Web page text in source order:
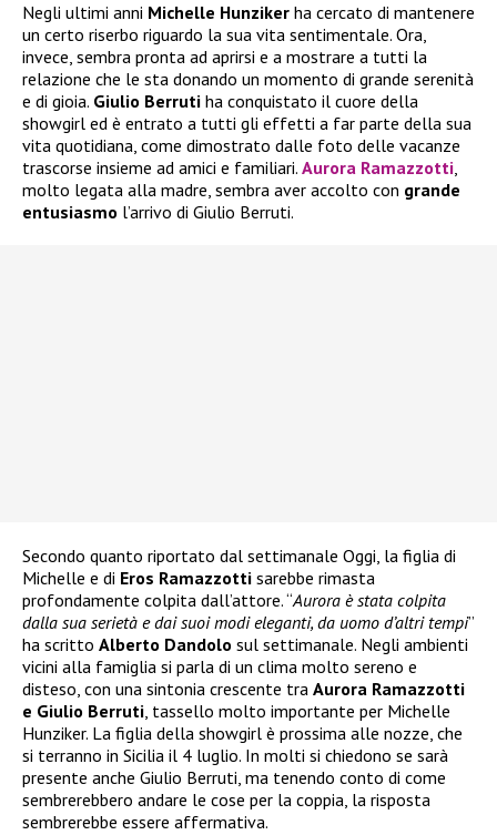
Negli ultimi anni Michelle Hunziker ha cercato di mantenere
un certo riserbo riguardo la sua vita sentimentale. Ora,
invece, sembra pronta ad aprirsi e a mostrare a tutti la
relazione che le sta donando un momento di grande serenità
e di gioia. Giulio Berruti ha conquistato il cuore della
showgirl ed è entrato a tutti gli effetti a far parte della sua
vita quotidiana, come dimostrato dalle foto delle vacanze
trascorse insieme ad amici e familiari. Aurora Ramazzotti,
molto legata alla madre, sembra aver accolto con grande
entusiasmo l’arrivo di Giulio Berruti.
Secondo quanto riportato dal settimanale Oggi, la figlia di
Michelle e di Eros Ramazzotti sarebbe rimasta
profondamente colpita dall’attore. “Aurora è stata colpita
dalla sua serietà e dai suoi modi eleganti, da uomo d’altri tempi”
ha scritto Alberto Dandolo sul settimanale. Negli ambienti
vicini alla famiglia si parla di un clima molto sereno e
disteso, con una sintonia crescente tra Aurora Ramazzotti
e Giulio Berruti, tassello molto importante per Michelle
Hunziker. La figlia della showgirl è prossima alle nozze, che
si terranno in Sicilia il 4 luglio. In molti si chiedono se sarà
presente anche Giulio Berruti, ma tenendo conto di come
sembrerebbero andare le cose per la coppia, la risposta
sembrerebbe essere affermativa.